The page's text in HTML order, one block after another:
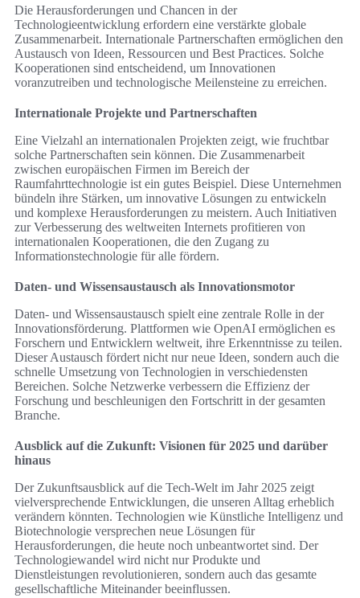
Die Herausforderungen und Chancen in der
Technologieentwicklung erfordern eine verstärkte globale
Zusammenarbeit. Internationale Partnerschaften ermöglichen den
Austausch von Ideen, Ressourcen und Best Practices. Solche
Kooperationen sind entscheidend, um Innovationen
voranzutreiben und technologische Meilensteine zu erreichen.
Internationale Projekte und Partnerschaften
Eine Vielzahl an internationalen Projekten zeigt, wie fruchtbar
solche Partnerschaften sein können. Die Zusammenarbeit
zwischen europäischen Firmen im Bereich der
Raumfahrttechnologie ist ein gutes Beispiel. Diese Unternehmen
bündeln ihre Stärken, um innovative Lösungen zu entwickeln
und komplexe Herausforderungen zu meistern. Auch Initiativen
zur Verbesserung des weltweiten Internets profitieren von
internationalen Kooperationen, die den Zugang zu
Informationstechnologie für alle fördern.
Daten- und Wissensaustausch als Innovationsmotor
Daten- und Wissensaustausch spielt eine zentrale Rolle in der
Innovationsförderung. Plattformen wie OpenAI ermöglichen es
Forschern und Entwicklern weltweit, ihre Erkenntnisse zu teilen.
Dieser Austausch fördert nicht nur neue Ideen, sondern auch die
schnelle Umsetzung von Technologien in verschiedensten
Bereichen. Solche Netzwerke verbessern die Effizienz der
Forschung und beschleunigen den Fortschritt in der gesamten
Branche.
Ausblick auf die Zukunft: Visionen für 2025 und darüber
hinaus
Der Zukunftsausblick auf die Tech-Welt im Jahr 2025 zeigt
vielversprechende Entwicklungen, die unseren Alltag erheblich
verändern könnten. Technologien wie Künstliche Intelligenz und
Biotechnologie versprechen neue Lösungen für
Herausforderungen, die heute noch unbeantwortet sind. Der
Technologiewandel wird nicht nur Produkte und
Dienstleistungen revolutionieren, sondern auch das gesamte
gesellschaftliche Miteinander beeinflussen.